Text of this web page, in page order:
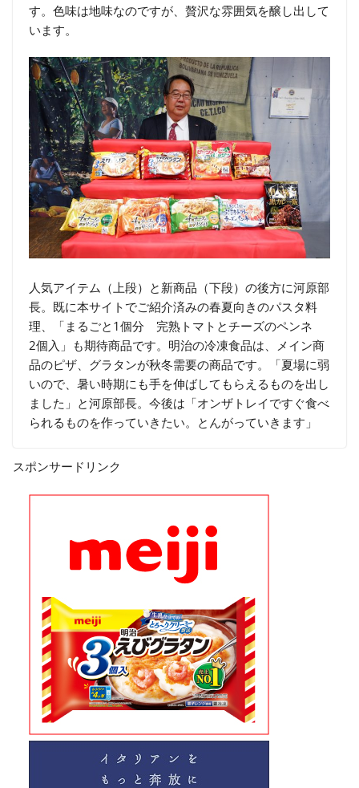
す。色味は地味なのですが、贅沢な雰囲気を醸し出して
います。
人気アイテム（上段）と新商品（下段）の後方に河原部
長。既に本サイトでご紹介済みの春夏向きのパスタ料
理、「まるごと1個分 完熟トマトとチーズのペンネ
2個入」も期待商品です。明治の冷凍食品は、メイン商
品のピザ、グラタンが秋冬需要の商品です。「夏場に弱
いので、暑い時期にも手を伸ばしてもらえるものを出し
ました」と河原部長。今後は「オンザトレイですぐ食べ
られるものを作っていきたい。とんがっていきます」
スポンサードリンク